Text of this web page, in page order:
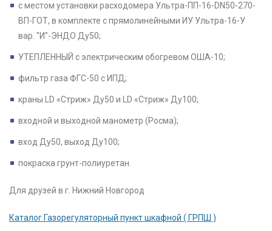
с местом установки расходомера Ультра-ПП-16-DN50-270-
ВП-ГОТ, в комплекте с прямолинейными ИУ Ультра-16-У
вар. "И"-ЭНДО Ду50;
УТЕПЛЕННЫЙ с электрическим обогревом ОША-10;
фильтр газа ФГС-50 с ИПД;
краны LD «Стриж» Ду50 и LD «Стриж» Ду100;
входной и выходной манометр (Росма);
вход Ду50, выход Ду100;
покраска грунт-полиуретан.
Для друзей в г. Нижний Новгород
Каталог Газорегуляторный пункт шкафной ( ГРПШ )